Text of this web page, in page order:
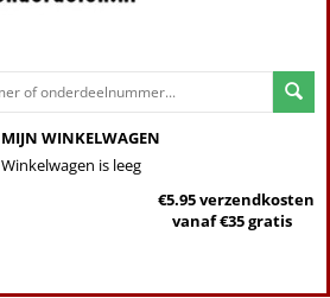
MIJN WINKELWAGEN
Winkelwagen is leeg
€5.95 verzendkosten
vanaf €35 gratis